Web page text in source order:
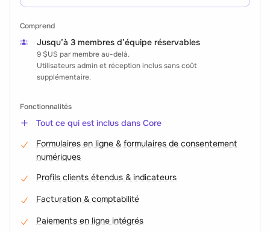
Comprend
Jusqu’à 3 membres d’équipe réservables
9 $US par membre au-delà.
Utilisateurs admin et réception inclus sans coût
supplémentaire.
Fonctionnalités
Tout ce qui est inclus dans Core
Formulaires en ligne & formulaires de consentement
numériques
Profils clients étendus & indicateurs
Facturation & comptabilité
Paiements en ligne intégrés